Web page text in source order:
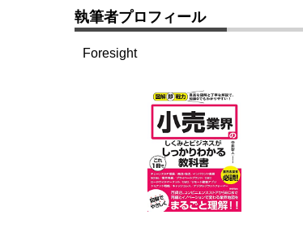
執筆者プロフィール
Foresight